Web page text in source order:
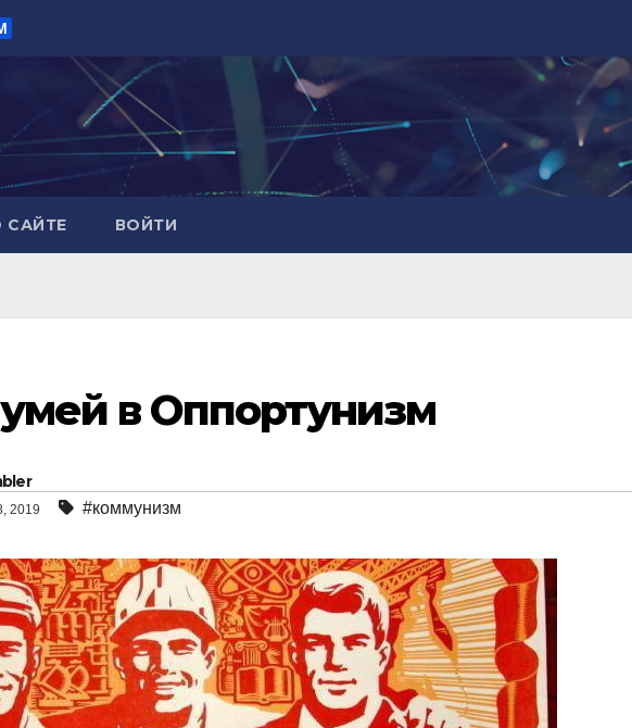
САЙТЕ ВОЙТИ
в Оппортунизм
2019 #коммунизм